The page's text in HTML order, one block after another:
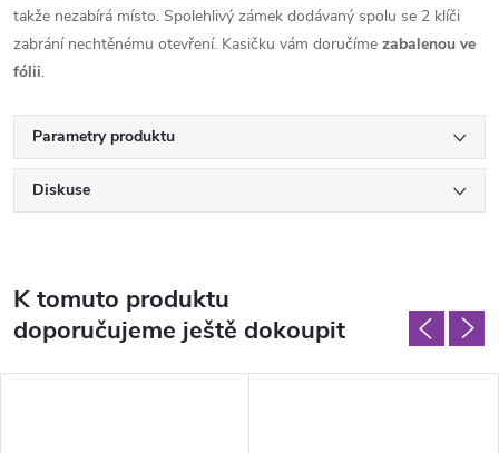
takže nezabírá místo. Spolehlivý zámek dodávaný spolu se 2 klíči
zabrání nechtěnému otevření. Kasičku vám doručíme zabalenou ve
fólii.
Parametry produktu
Diskuse
K tomuto produktu
doporučujeme ještě dokoupit